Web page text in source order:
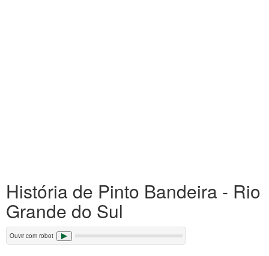
História de Pinto Bandeira - Rio
Grande do Sul
Ouvir com robot